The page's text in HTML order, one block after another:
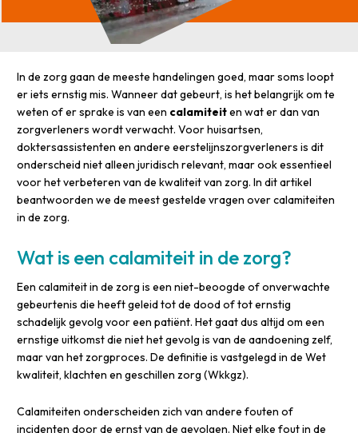
In de zorg gaan de meeste handelingen goed, maar soms loopt
er iets ernstig mis. Wanneer dat gebeurt, is het belangrijk om te
weten of er sprake is van een calamiteiten wat er dan van
zorgverleners wordt verwacht. Voor huisartsen,
doktersassistenten en andere eerstelijnszorgverleners is dit
onderscheid niet alleen juridisch relevant, maar ook essentieel
voor het verbeteren van de kwaliteit van zorg. In dit artikel
beantwoorden we de meest gestelde vragen over calamiteiten
in de zorg.
Wat is een calamiteit in de zorg?
Een calamiteit in de zorg is een niet-beoogde of onverwachte
gebeurtenis die heeft geleid tot de dood of tot ernstig
schadelijk gevolg voor een patiënt. Het gaat dus altijd om een
ernstige uitkomst die niet het gevolg is van de aandoening zelf,
maar van het zorgproces. De definitie is vastgelegd in de Wet
kwaliteit, klachten en geschillen zorg (Wkkgz).
Calamiteiten onderscheiden zich van andere fouten of
incidenten door de ernst van de gevolgen. Niet elke fout in de